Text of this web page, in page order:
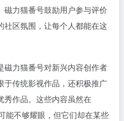
磁力猫番号鼓励用户参与评价
社区氛围，让每个人都能在这
磁力猫番号对新兴内容创作者
于传统影视作品，还积极推广
秀作品。这些内容虽然在
能不够耀眼，但它们却在某些